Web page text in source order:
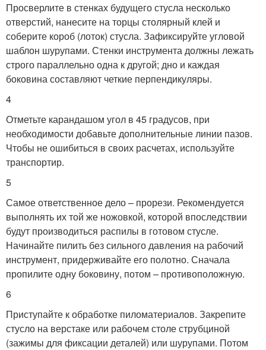
Просверлите в стенках будущего стусла несколько
отверстий, нанесите на торцы столярный клей и
соберите короб (лоток) стусла. Зафиксируйте угловой
шаблон шурупами. Стенки инструмента должны лежать
строго параллельно одна к другой; дно и каждая
боковина составляют четкие перпендикуляры.
4
Отметьте карандашом угол в 45 градусов, при
необходимости добавьте дополнительные линии пазов.
Чтобы не ошибиться в своих расчетах, используйте
транспортир.
5
Самое ответственное дело – прорези. Рекомендуется
выполнять их той же ножовкой, которой впоследствии
будут производиться распилы в готовом стусле.
Начинайте пилить без сильного давления на рабочий
инструмент, придерживайте его полотно. Сначала
пропилите одну боковину, потом – противоположную.
6
Приступайте к обработке пиломатериалов. Закрепите
стусло на верстаке или рабочем столе струбциной
(зажимы для фиксации деталей) или шурупами. Потом